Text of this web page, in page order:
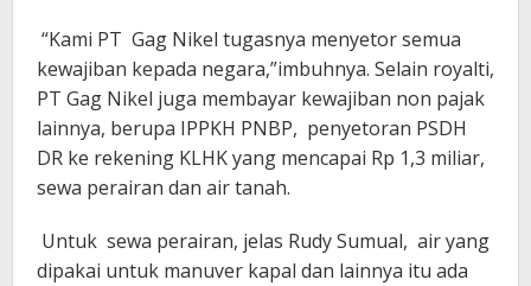
“Kami PT Gag Nikel tugasnya menyetor semua
kewajiban kepada negara,”imbuhnya. Selain royalti,
PT Gag Nikel juga membayar kewajiban non pajak
lainnya, berupa IPPKH PNBP, penyetoran PSDH
DR ke rekening KLHK yang mencapai Rp 1,3 miliar,
sewa perairan dan air tanah.
Untuk sewa perairan, jelas Rudy Sumual, air yang
dipakai untuk manuver kapal dan lainnya itu ada